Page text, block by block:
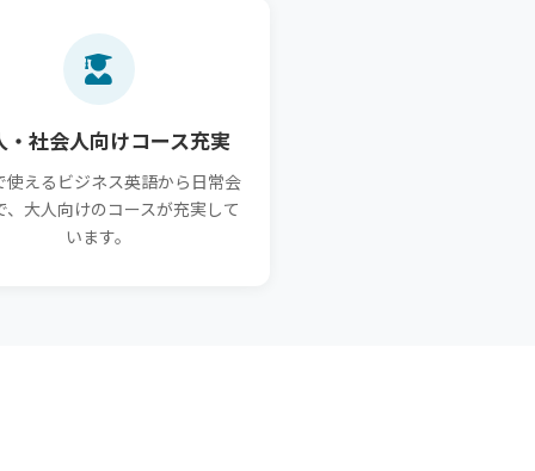
・社会人向けコース充実
使えるビジネス英語から日常会
、大人向けのコースが充実して
います。